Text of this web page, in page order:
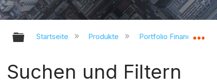
Globale Hierarchie auf- und
Startseite Produkte Portfolio Financials
Suchen und Filtern